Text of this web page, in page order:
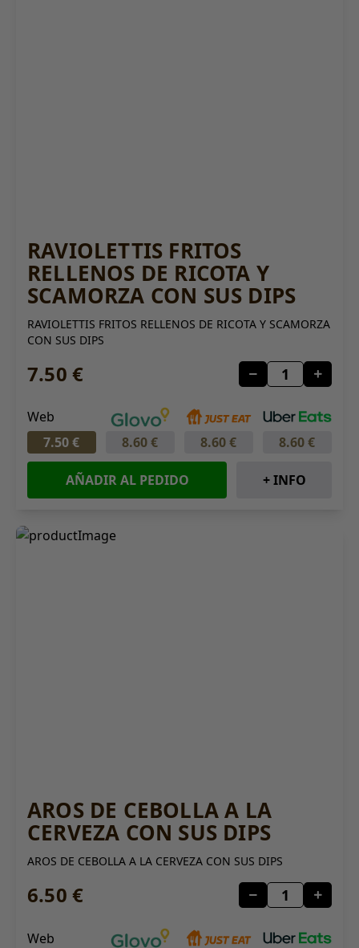
RAVIOLETTIS FRITOS
RELLENOS DE RICOTA Y
SCAMORZA CON SUS DIPS
RAVIOLETTIS FRITOS RELLENOS DE RICOTA Y SCAMORZA
CON SUS DIPS
7.50 €
Web
7.50 €
8.60 € 8.60 € 8.60 €
AÑADIR AL PEDIDO + INFO
AROS DE CEBOLLA A LA
CERVEZA CON SUS DIPS
AROS DE CEBOLLA A LA CERVEZA CON SUS DIPS
6.50 €
Web